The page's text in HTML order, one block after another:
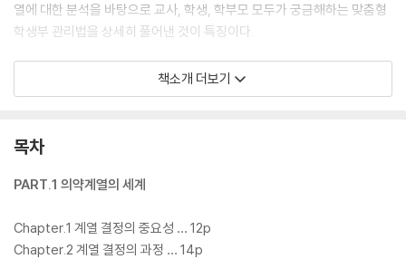
열에 대한 분석을 바탕으로 교사, 학생, 학부모 모두가 궁금해하는 맞춤형
학생부 관리법을 상세히 풀어낸 것이 특징이다.
각 계열별 특징에 어울리는 다채로운 구성을 갖추고 있다. 계열의 특성을
고려한 학교생활기록부 영역별 추천 활동으로 학생들에게 학교 생활의 방
학생별 개별화된 학생부 관리 지침서로 활용할 것으로 기대된다.
책소개 더보기
목차
PART.1 의약계열의 세계
Chapter.1 계열 결정의 중요성 … 12p
Chapter.2 계열 결정의 과정 … 14p